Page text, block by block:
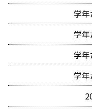
学
学
学
学